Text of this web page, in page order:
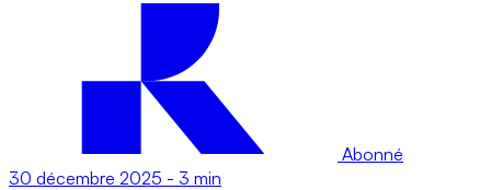
Abonné
30 décembre 2025 - 3 min